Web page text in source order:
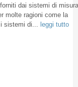
dai sistemi di misura
molte ragioni come la
sistemi di...
leggi tutto